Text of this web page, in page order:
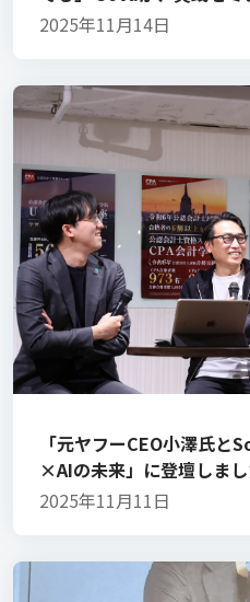
2025年11月14日
「元ヤフーCEO小澤氏と
×AIの未来」に登壇しま
2025年11月11日